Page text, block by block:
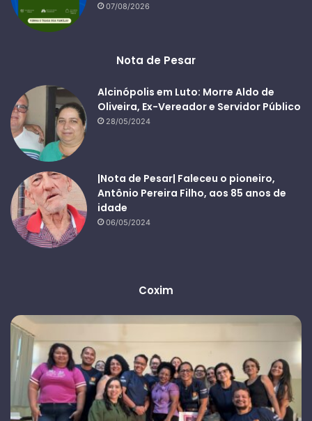
07/08/2026
Nota de Pesar
Alcinópolis em Luto: Morre Aldo de
Oliveira, Ex-Vereador e Servidor Público
28/05/2024
|Nota de Pesar| Faleceu o pioneiro,
Antônio Pereira Filho, aos 85 anos de
idade
06/05/2024
Coxim